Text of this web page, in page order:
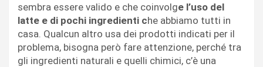
sembra essere valido e che coinvolge l’uso del
latte e di pochi ingredienti che abbiamo tutti in
casa. Qualcun altro usa dei prodotti indicati per il
problema, bisogna però fare attenzione, perché tra
gli ingredienti naturali e quelli chimici, c’è una